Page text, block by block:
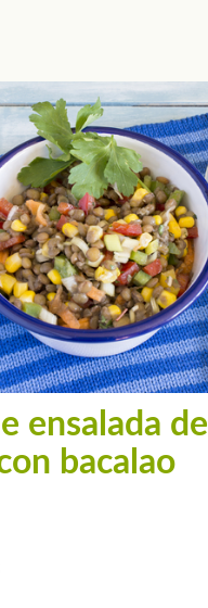
ensalada de
bacalao